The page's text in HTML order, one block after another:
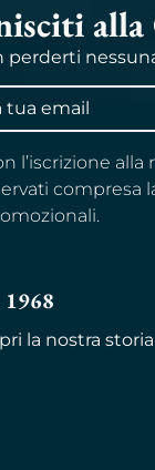
perderti
l’iscrizione
compresa
la nostra storia